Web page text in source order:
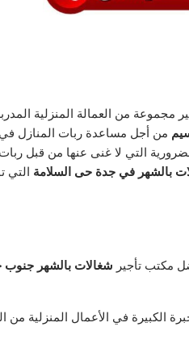
مجموعة من العمالة المنزلية
من أجل مساعدة ربات المنازل في
التي لا غنى عنها من قبل
بالشهر في جدة حى السلامة التي
مكتب تأجير شغالات بالشهر جنوب
الكبيرة في الأعمال المنزلية